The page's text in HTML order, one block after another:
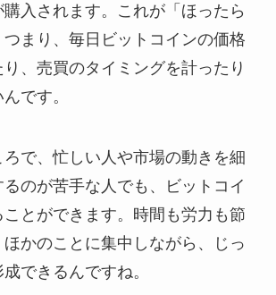
入されます。これが「ほったら
まり、毎日ビットコインの価格
、売買のタイミングを計ったり
です。
で、忙しい人や市場の動きを細
のが苦手な人でも、ビットコイ
とができます。時間も労力も節
かのことに集中しながら、じっ
できるんですね。